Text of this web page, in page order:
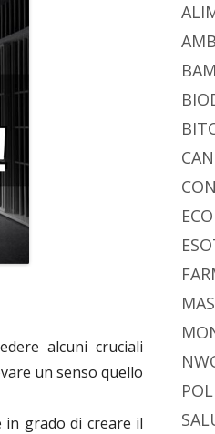
alcuni cruciali
un senso quello
grado di creare il